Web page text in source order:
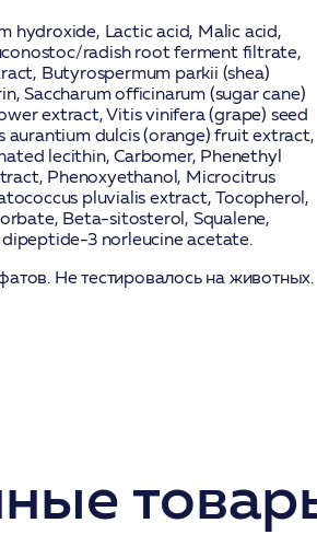
hydroxide, Lactic acid, Malic acid,
radish root ferment filtrate,
Butyrospermum parkii (shea)
Saccharum officinarum (sugar cane)
extract, Vitis vinifera (grape) seed
aurantium dulcis (orange) fruit extract,
lecithin, Carbomer, Phenethyl
Phenoxyethanol, Microcitrus
pluvialis extract, Tocopherol,
Beta-sitosterol, Squalene,
3 norleucine acetate.
Не тестировалось на животных.